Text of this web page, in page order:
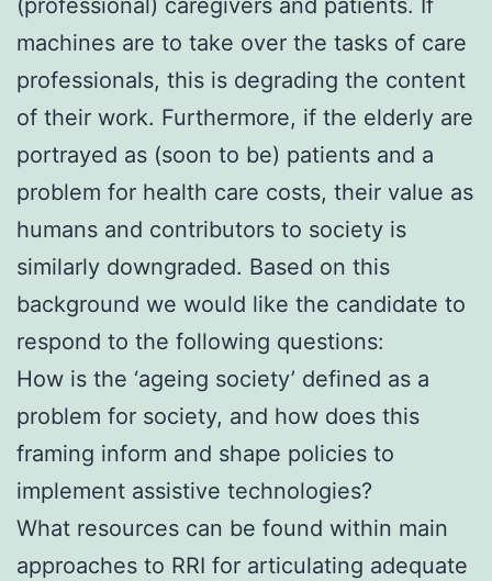
machines are to take over the tasks of care
professionals, this is degrading the content
of their work. Furthermore, if the elderly are
portrayed as (soon to be) patients and a
problem for health care costs, their value as
humans and contributors to society is
similarly downgraded. Based on this
background we would like the candidate to
respond to the following questions:
How is the ‘ageing society’ defined as a
problem for society, and how does this
framing inform and shape policies to
implement assistive technologies?
What resources can be found within main
approaches to RRI for articulating adequate